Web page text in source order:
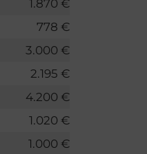
1.870 €
778 €
3.000 €
2.195 €
4.200 €
1.020 €
1.000 €